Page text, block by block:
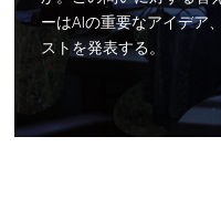
ーはAIの重要なアイデア
ストを発表する。